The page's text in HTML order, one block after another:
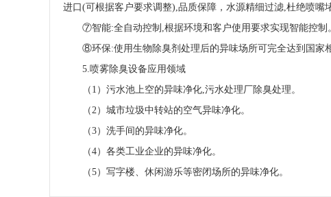
进口(可根据客户要求调整),品质保障，水源精细过滤,杜绝喷嘴
⑦智能:全自动控制,根据环境和客户使用要求实现智能控制
⑧环保:使用生物除臭剂处理后的异味场所可完全达到国家相
5.喷雾除臭设备应用领域
（ 1）污水池上空的异味净化,污水处理厂除臭处理。
（2）城市垃圾中转站的空气异味净化。
（3）洗手间的异味净化。
（4）各类工业企业的异味净化。
（5）写字楼、休闲游乐等密闭场所的异味净化。